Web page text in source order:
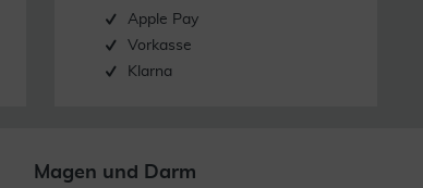
Apple Pay
Vorkasse
Klarna
Magen und Darm